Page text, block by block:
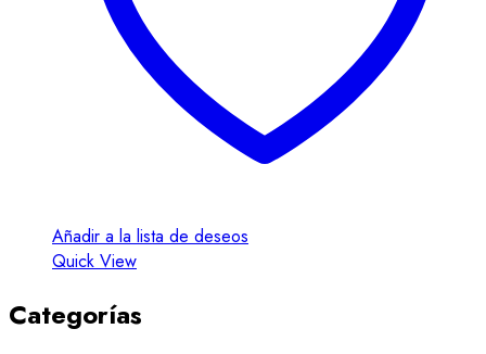
de
producto
Añadir a la lista de deseos
Quick View
Categorías